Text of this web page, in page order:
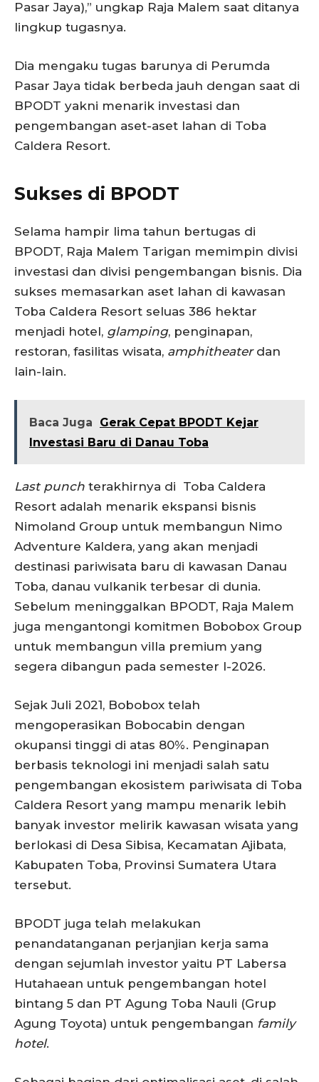
Pasar Jaya),” ungkap Raja Malem saat ditanya
lingkup tugasnya.
Dia mengaku tugas barunya di Perumda
Pasar Jaya tidak berbeda jauh dengan saat di
BPODT yakni menarik investasi dan
pengembangan aset-aset lahan di Toba
Caldera Resort.
Sukses di BPODT
Selama hampir lima tahun bertugas di
BPODT, Raja Malem Tarigan memimpin divisi
investasi dan divisi pengembangan bisnis. Dia
sukses memasarkan aset lahan di kawasan
Toba Caldera Resort seluas 386 hektar
menjadi hotel, glamping, penginapan,
restoran, fasilitas wisata, amphitheaterdan
lain-lain.
Baca Juga
Gerak Cepat BPODT Kejar
Investasi Baru di Danau Toba
Last punch terakhirnya di Toba Caldera
Resort adalah menarik ekspansi bisnis
Nimoland Group untuk membangun Nimo
Adventure Kaldera, yang akan menjadi
destinasi pariwisata baru di kawasan Danau
Toba, danau vulkanik terbesar di dunia.
Sebelum meninggalkan BPODT, Raja Malem
juga mengantongi komitmen Bobobox Group
untuk membangun villa premium yang
segera dibangun pada semester I-2026.
Sejak Juli 2021, Bobobox telah
mengoperasikan Bobocabin dengan
okupansi tinggi di atas 80%. Penginapan
berbasis teknologi ini menjadi salah satu
pengembangan ekosistem pariwisata di Toba
Caldera Resort yang mampu menarik lebih
banyak investor melirik kawasan wisata yang
berlokasi di Desa Sibisa, Kecamatan Ajibata,
Kabupaten Toba, Provinsi Sumatera Utara
tersebut.
BPODT juga telah melakukan
penandatanganan perjanjian kerja sama
dengan sejumlah investor yaitu PT Labersa
Hutahaean untuk pengembangan hotel
bintang 5 dan PT Agung Toba Nauli (Grup
Agung Toyota) untuk pengembangan family
hotel.